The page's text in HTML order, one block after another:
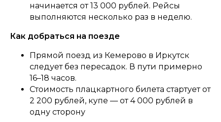
начинается от 13 000 рублей. Рейсы
выполняются несколько раз в неделю.
Как добраться на поезде
Прямой поезд из Кемерово в Иркутск
следует без пересадок. В пути примерно
16–18 часов.
Стоимость плацкартного билета стартует от
2 200 рублей, купе — от 4 000 рублей в
одну сторону